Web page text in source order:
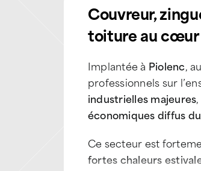
Couvreur,
toiture au cœur
Implantée à Piolenc,
professionnels sur
industrielles majeures,
économiques diffus
Ce secteur est
fortes chaleurs